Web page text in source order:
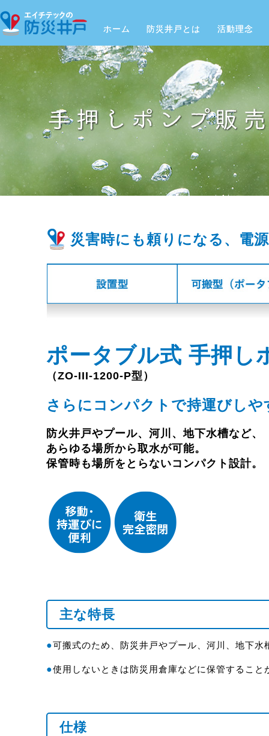
ホーム 防災井戸とは 活動理念
災害時にも頼りになる、電
ポータブル式 手押し
（ZO-III-1200-P型）
さらにコンパクトで持運びしや
防火井戸やプール、河川、地下水槽など、
あらゆる場所から取水が可能。
保管時も場所をとらないコンパクト設計。
主な特長
●可搬式のため、防災井戸やプール、河川、地下
●使用しないときは防災用倉庫などに保管するこ
仕様